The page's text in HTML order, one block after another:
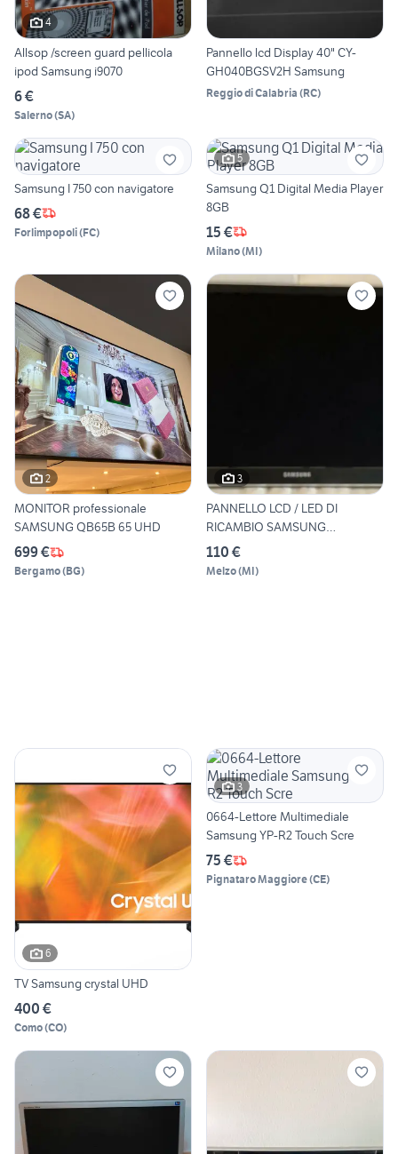
4
Allsop /screen guard pellicola
ipod Samsung i9070
6 €
Salerno(SA)
Pannello lcd Display 40" CY-
GH040BGSV2H Samsung
Reggio di Calabria (RC)
Samsung I 750 con navigatore
68 €
Forlimpopoli(FC)
5
Samsung Q1 Digital Media Player
8GB
15 €
Milano(MI)
2
MONITOR professionale
SAMSUNG QB65B 65 UHD
699 €
Bergamo(BG)
3
PANNELLO LCD / LED DI
RICAMBIO SAMSUNG
UE40D6500
110 €
Melzo(MI)
6
TV Samsung crystal UHD
400 €
Como(CO)
3
0664-Lettore Multimediale
Samsung YP-R2 Touch Scre
75 €
Pignataro Maggiore(CE)